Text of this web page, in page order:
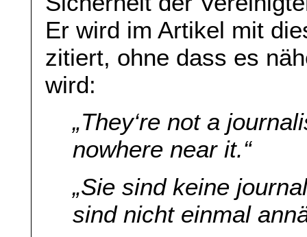
Er wird im Artikel mit
zitiert, ohne dass es
wird:
„They‘re not a
nowhere near it.“
„Sie sind keine
sind nicht einmal